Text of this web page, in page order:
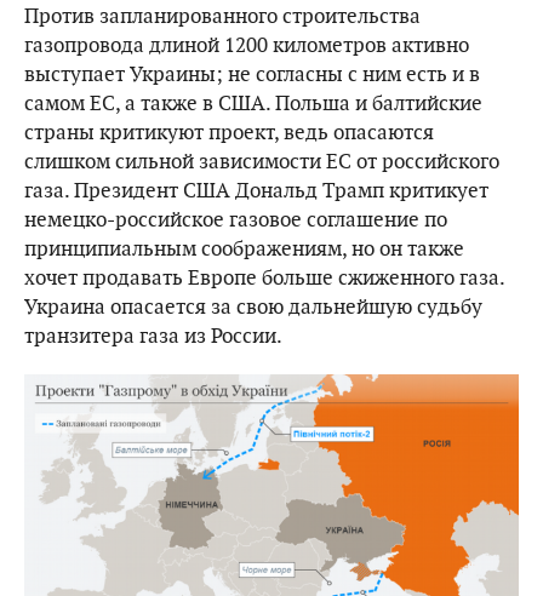
Против запланированного строительства
газопровода длиной 1200 километров активно
выступает Украины; не согласны с ним есть и в
самом ЕС, а также в США. Польша и балтийские
страны критикуют проект, ведь опасаются
слишком сильной зависимости ЕС от российского
газа. Президент США Дональд Трамп критикует
немецко-российское газовое соглашение по
принципиальным соображениям, но он также
хочет продавать Европе больше сжиженного газа.
Украина опасается за свою дальнейшую судьбу
транзитера газа из России.